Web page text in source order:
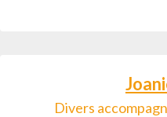
Divers